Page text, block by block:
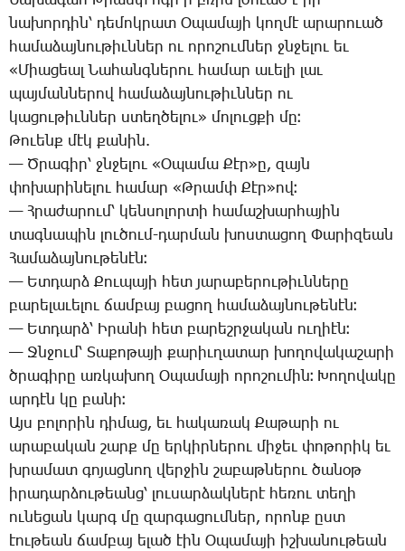
նա­խոր­դին՝ դե­մոկ­րատ Օ­պա­մա­յի կող­մէ ա­րա­րո­ւած
հա­մա­ձայ­նու­թիւն­ներ ու ո­րո­շում­ներ ջնջե­լու եւ
«­Միա­ցեալ ­Նա­հանգ­նե­րու հա­մար ա­ւե­լի լաւ
պայ­ման­նե­րով հա­մա­ձայ­նու­թիւն­ներ ու
կա­ցու­թիւն­ներ ստեղ­ծե­լու» մո­լուց­քի մը։
­Թո­ւենք մէկ քա­նին.
— Ծ­րա­գիր՝ ջնջե­լու «Օ­պա­մա ­Քէր»ը, զայն
փո­խա­րի­նե­լու հա­մար «Թ­րամփ ­Քէր»ով։
— Հ­րա­ժա­րում՝ կեն­սո­լոր­տի հա­մաշ­խար­հա­յին
տագ­նա­պին լու­ծում-դար­ման խոս­տա­ցող ­Փա­րի­զեան
­Հա­մա­ձայ­նու­թե­նէն։
— Ետ­դարձ ­Քու­պա­յի հետ յա­րա­բե­րու­թիւն­նե­րը
բա­րե­լա­ւե­լու ճամ­բայ բա­ցող հա­մա­ձայ­նու­թե­նէն։
— Ետ­դարձ՝ Ի­րա­նի հետ բա­րեշր­ջա­կան ու­ղիէն։
— Ջն­ջում՝ ­Տա­քո­թա­յի քա­րիւ­ղա­տար խո­ղո­վա­կա­շա­րի
ծրա­գի­րը առ­կա­խող Օ­պա­մա­յի ո­րո­շու­մին։ ­Խո­ղո­վա­կը
ար­դէն կը բա­նի։
Այս բո­լո­րին դի­մաց, եւ հա­կա­ռակ ­Քա­թա­րի ու
ա­րա­բա­կան շարք մը եր­կիր­նե­րու մի­ջեւ փո­թո­րիկ եւ
խրա­մատ գո­յաց­նող վեր­ջին շա­բաթ­նե­րու ծա­նօթ
ի­րա­դար­ձու­թեանց՝ լու­սար­ձակ­նե­րէ հե­ռու տե­ղի
ու­նե­ցան կարգ մը զար­գա­ցում­ներ, ո­րոնք ըստ
էու­թեան ճամ­բայ ե­լած էին Օ­պա­մա­յի իշ­խա­նու­թեան